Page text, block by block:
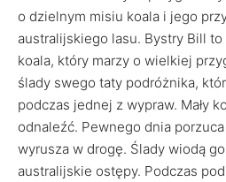
o dzielnym misiu koala i jego
australijskiego lasu. Bystry Bill to
koala, który marzy o wielkiej
ślady swego taty podróżnika,
podczas jednej z wypraw. Mały
odnaleźć. Pewnego dnia
wyrusza w drogę. Ślady wiodą
australijskie ostępy. Podczas